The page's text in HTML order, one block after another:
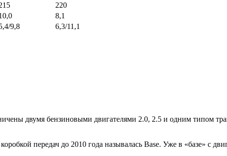
220
8,1
9,8 6,3/11,1
двумя бензиновыми двигателями 2.0, 2.5 и одним типом
передач до 2010 года называлась Base. Уже в «базе» с